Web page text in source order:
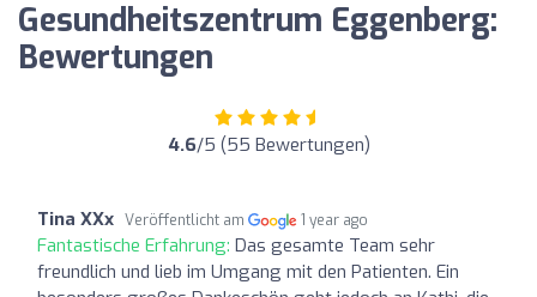
Gesundheitszentrum Eggenberg:
Bewertungen
4.6/5 (55 Bewertungen)
Tina XXx Veröffentlicht am 1 year ago
Fantastische Erfahrung: Das gesamte Team sehr
freundlich und lieb im Umgang mit den Patienten. Ein